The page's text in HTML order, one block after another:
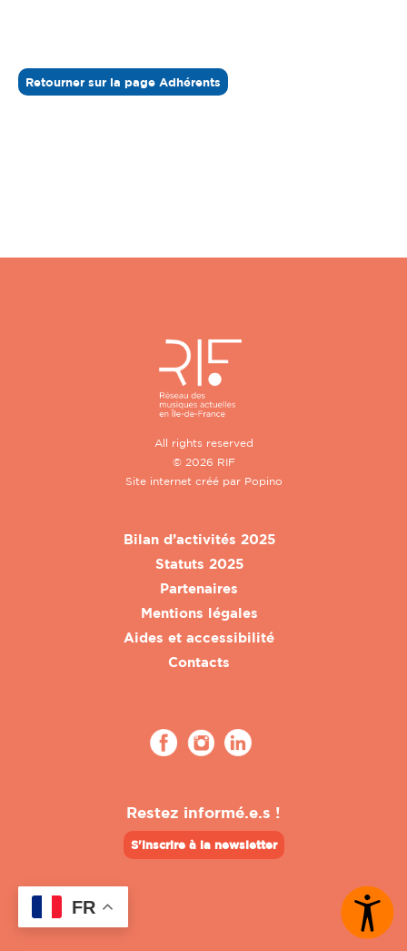
Retourner sur la page Adhérents
All rights reserved
© 2026 RIF
Site internet créé par Popino
Bilan d’activités 2025
Statuts 2025
Partenaires
Mentions légales
Aides et accessibilité
Contacts
Restez informé.e.s !
S'inscrire à la newsletter
FR